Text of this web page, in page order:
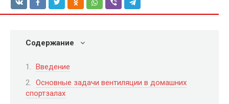
Содержание
Введение
Основные задачи вентиляции в домашних
спортзалах